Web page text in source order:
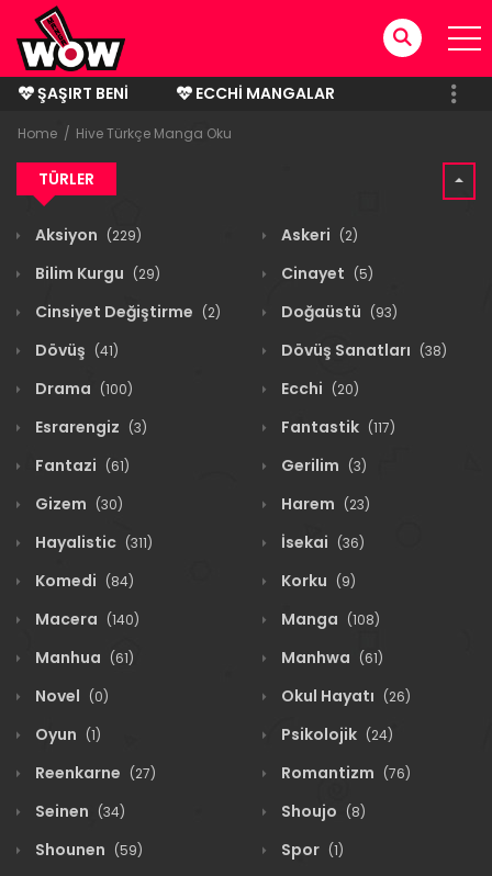
ŞAŞIRT BENI
ECCHI MANGALAR
BITMIŞ MANGALAR
Home Hive Türkçe Manga Oku
TÜRLER
Aksiyon (229) Askeri (2)
Bilim Kurgu (29) Cinayet (5)
Cinsiyet Değiştirme (2) Doğaüstü (93)
Dövüş (41) Dövüş Sanatları (38)
Drama (100) Ecchi (20)
Esrarengiz (3) Fantastik (117)
Fantazi (61) Gerilim (3)
Gizem (30) Harem (23)
Hayalistic (311) İsekai (36)
Komedi (84) Korku (9)
Macera (140) Manga (108)
Manhua (61) Manhwa (61)
Novel (0) Okul Hayatı (26)
Oyun (1) Psikolojik (24)
Reenkarne (27) Romantizm (76)
Seinen (34) Shoujo (8)
Shounen (59) Spor (1)